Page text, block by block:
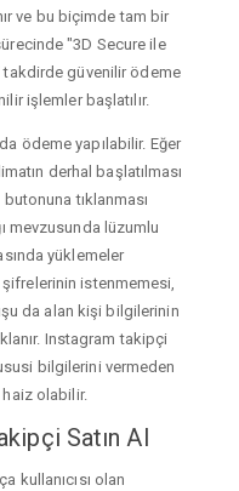
ve bu biçimde tam bir
"3D Secure ile
takdirde güvenilir ödeme
işlemler başlatılır.
ödeme yapılabilir. Eğer
derhal başlatılması
tıklanması
mevzusunda lüzumlu
yüklemeler
şifrelerinin istenmemesi,
da alan kişi bilgilerinin
Instagram takipçi
bilgilerini vermeden
olabilir.
Satın Al
kullanıcısı olan